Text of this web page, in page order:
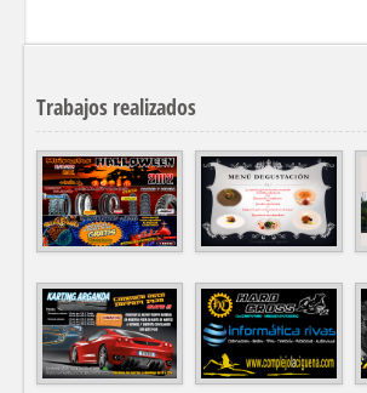
Trabajos realizados